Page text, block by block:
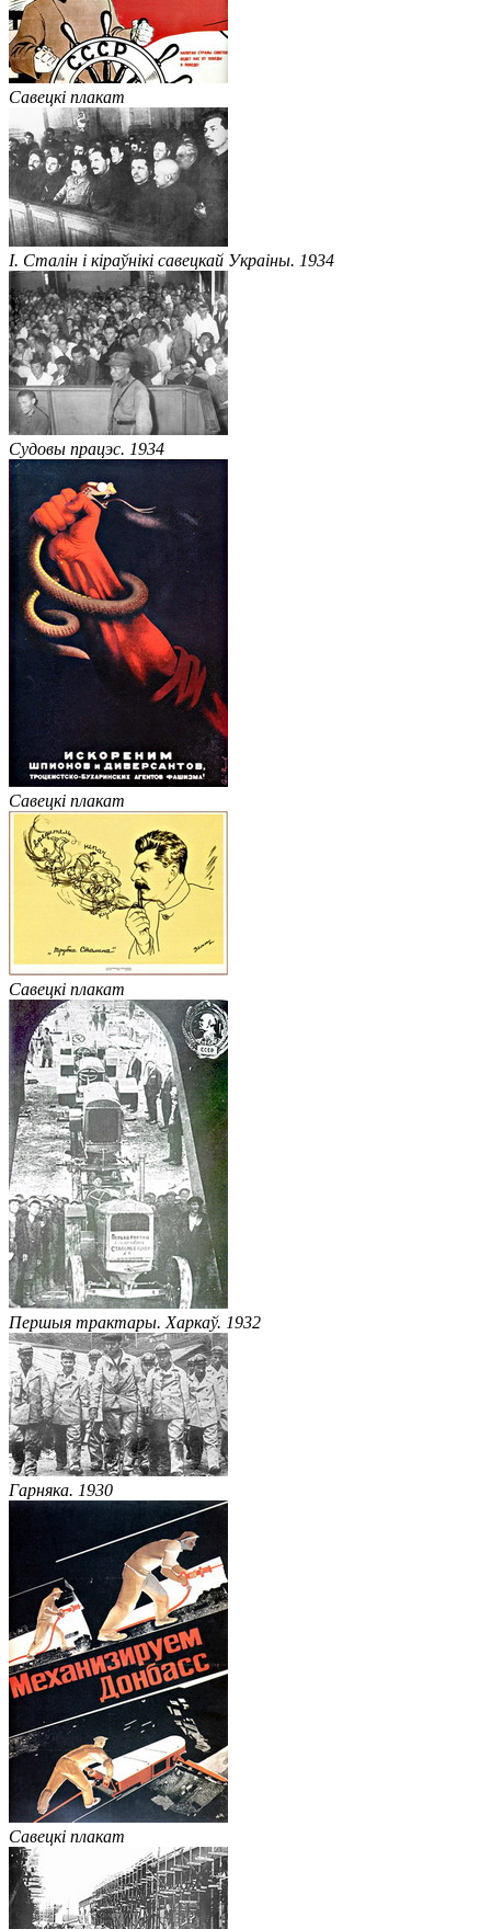
Савецкі плакат
І. Сталін і кіраўнікі савецкай Украіны. 1934
Судовы працэс. 1934
Савецкі плакат
Савецкі плакат
Першыя трактары. Харкаў. 1932
Гарняка. 1930
Савецкі плакат